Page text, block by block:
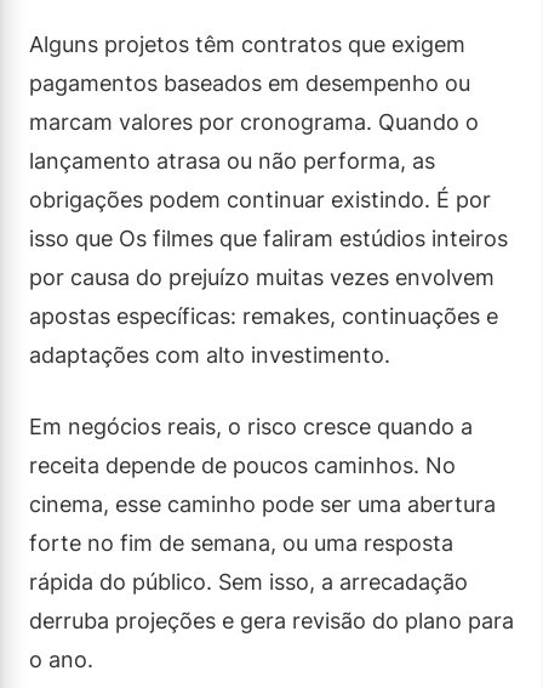
Alguns projetos têm contratos que exigem
pagamentos baseados em desempenho ou
marcam valores por cronograma. Quando o
lançamento atrasa ou não performa, as
obrigações podem continuar existindo. É por
isso que Os filmes que faliram estúdios inteiros
por causa do prejuízo muitas vezes envolvem
apostas específicas: remakes, continuações e
adaptações com alto investimento.
Em negócios reais, o risco cresce quando a
receita depende de poucos caminhos. No
cinema, esse caminho pode ser uma abertura
forte no fim de semana, ou uma resposta
rápida do público. Sem isso, a arrecadação
derruba projeções e gera revisão do plano para
o ano.